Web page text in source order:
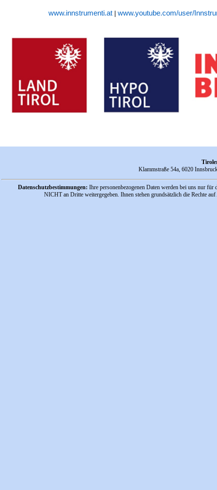
www.innstrumenti.at www.youtube.com/user/
Klammstraße 54a, 6020
Datenschutzbestimmungen: Ihre personenbezogenen Daten werden bei uns nur
NICHT an Dritte weitergegeben. Ihnen stehen grundsätzlich die Rechte